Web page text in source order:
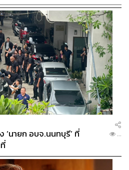
‘นายก อบจ.นนทบุรี’ ที่
...